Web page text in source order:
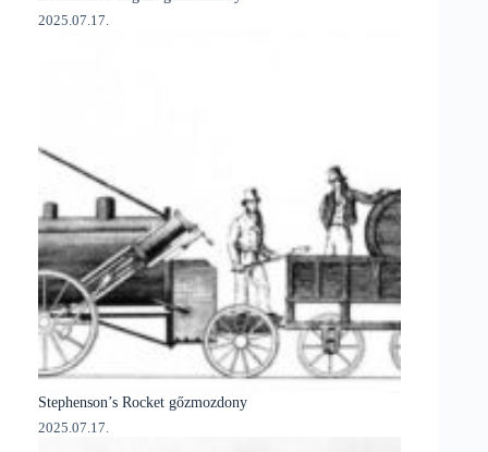
2025.07.17.
Stephenson’s Rocket gőzmozdony
2025.07.17.